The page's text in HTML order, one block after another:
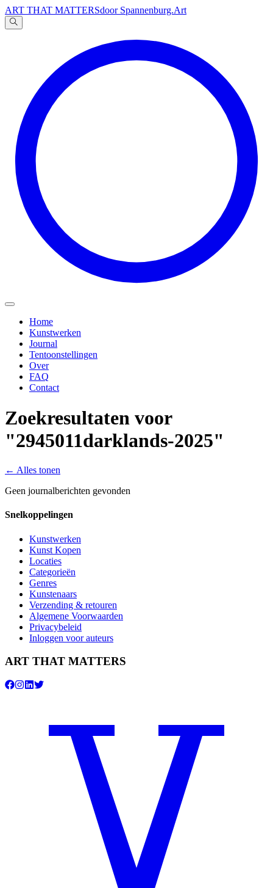
ART THAT MATTERSdoor Spannenburg.Art
文
Home
Kunstwerken
Journal
Tentoonstellingen
Over
FAQ
Contact
Zoekresultaten voor
"2945011darklands-2025"
← Alles tonen
Geen journalberichten gevonden
Snelkoppelingen
Kunstwerken
Kunst Kopen
Locaties
Categorieën
Genres
Kunstenaars
Verzending & retouren
Algemene Voorwaarden
Privacybeleid
Inloggen voor auteurs
ART THAT MATTERS